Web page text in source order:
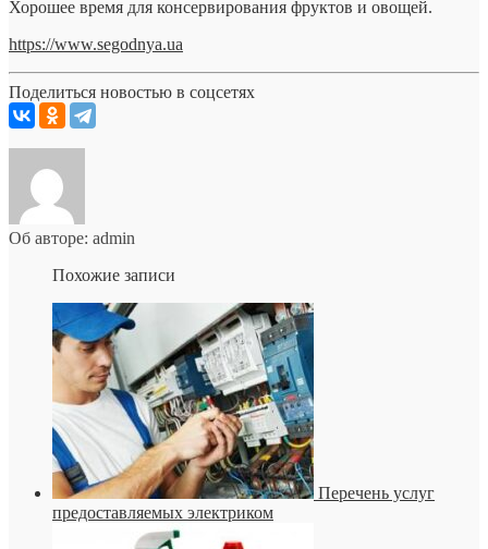
Хорошее время для консервирования фруктов и овощей.
https://www.segodnya.ua
Поделиться новостью в соцсетях
Об авторе: admin
Похожие записи
Перечень услуг
предоставляемых электриком